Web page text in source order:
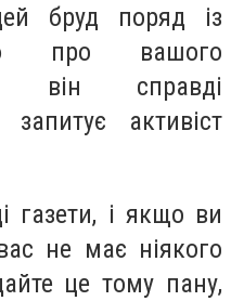
бруд поряд із
про вашого
він справді
активіст
і якщо ви
не має ніякого
це тому пану,